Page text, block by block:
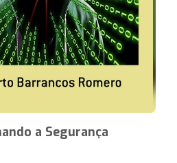
a Segurança